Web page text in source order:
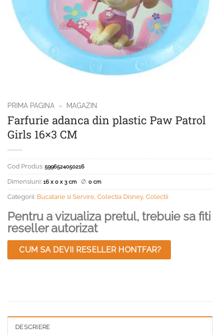
PRIMA PAGINA » MAGAZIN
Farfurie adanca din plastic Paw Patrol
Girls 16×3 CM
Cod Produs: 5996524050216
Dimensiuni: 16 x 0 x 3 cm Ø: 0 cm
Categorii: Bucatarie si Servire Colectia Disney, Colectii
Pentru a vizualiza pretul, trebuie sa fiti
reseller autorizat
CUM SA DEVII RESELLER HONTFAR?
DESCRIERE